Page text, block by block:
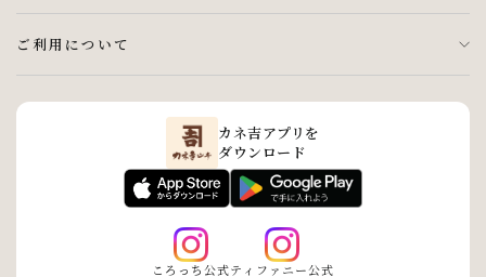
ご利用について
カネ吉アプリを
ダウンロード
ころっち公式ティファニー公式